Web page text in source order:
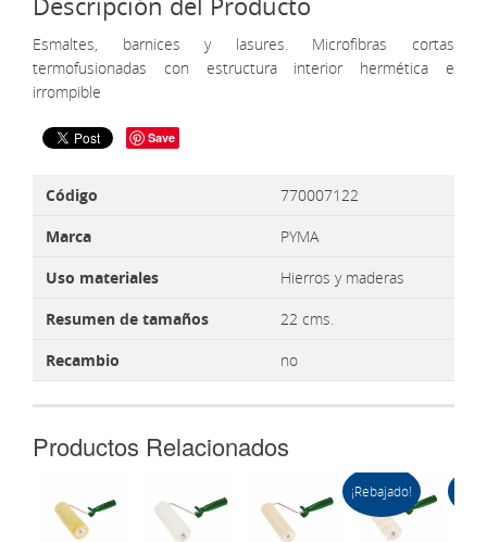
Esmaltes, barnices y lasures. Microfibras cortas
termofusionadas con estructura interior hermética e
irrompible
Save
Código
770007122
Marca
PYMA
Uso materiales
Hierros y maderas
Resumen de tamaños
22 cms.
Recambio
no
Productos Relacionados
¡Rebajado!